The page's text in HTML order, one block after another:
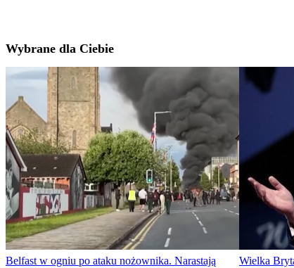
Wybrane dla Ciebie
Belfast w ogniu po ataku nożownika. Narastają
Wielka